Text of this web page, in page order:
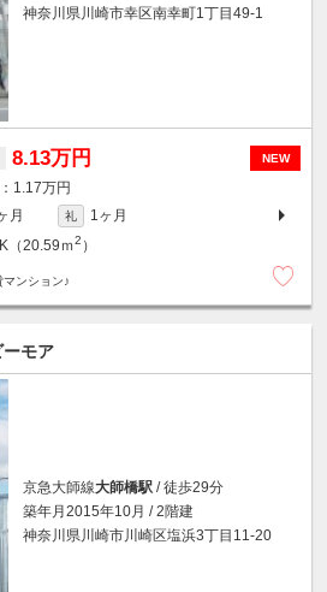
神奈川県川崎市幸区南幸町1丁目49-1
NEW
8.13万円
1.17万円
月 礼
1ヶ月
（20.59ｍ2 ）
ンション♪
モア
京急大師線大師橋駅 / 徒歩29分
築年月2015年10月 / 2階建
神奈川県川崎市川崎区塩浜3丁目11-20